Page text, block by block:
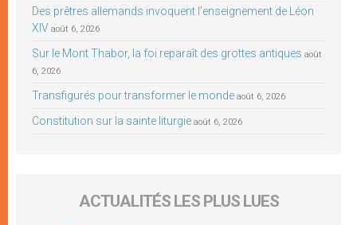
Des prêtres allemands invoquent l’enseignement de Léon
XIV août 6, 2026
Sur le Mont Thabor, la foi reparaît des grottes antiques août
6, 2026
Transfigurés pour transformer le monde août 6, 2026
Constitution sur la sainte liturgie août 6, 2026
ACTUALITÉS LES PLUS LUES